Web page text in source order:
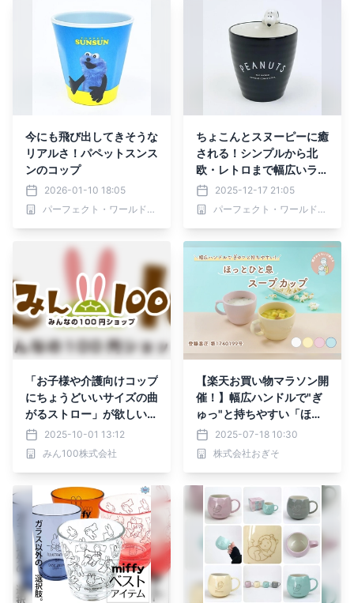
今にも飛び出してきそうな
リアルさ！パペットスンス
ンのコップ
2026-01-10 18:05
パーフェクト・ワールド株式会社
ちょこんとスヌーピーに癒
される！シンプルから北
欧・レトロまで幅広いライ
ンナップのコップ特集。
2025-12-17 21:05
パーフェクト・ワールド株式会社
「お子様や介護向けコップ
にちょうどいいサイズの曲
がるストロー」が欲しい！
消費者の声が集まって誕
生。消費者×メーカー×み
ん100の共創開発全国100
2025-10-01 13:12
みん100株式会社
【楽天お買い物マラソン開
催！】幅広ハンドルで"ぎ
ゅっ"と持ちやすい「ほっ
とひと息スープカップ」
2025-07-18 10:30
株式会社おぎそ